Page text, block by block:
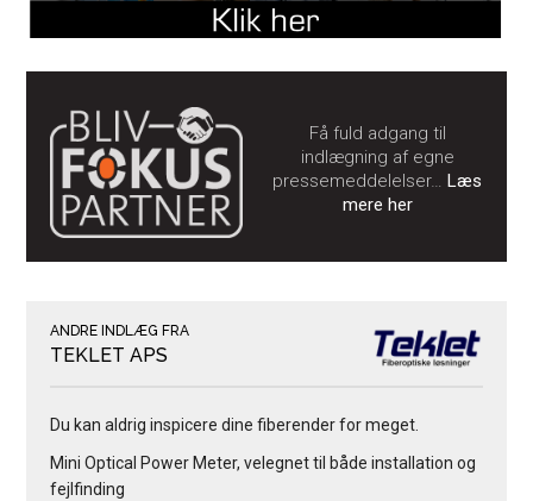
Få fuld adgang til
indlægning af egne
pressemeddelelser…Læs
mere her
ANDRE INDLÆG FRA
TEKLET APS
Du kan aldrig inspicere dine fiberender for meget.
Mini Optical Power Meter, velegnet til både installation og
fejlfinding